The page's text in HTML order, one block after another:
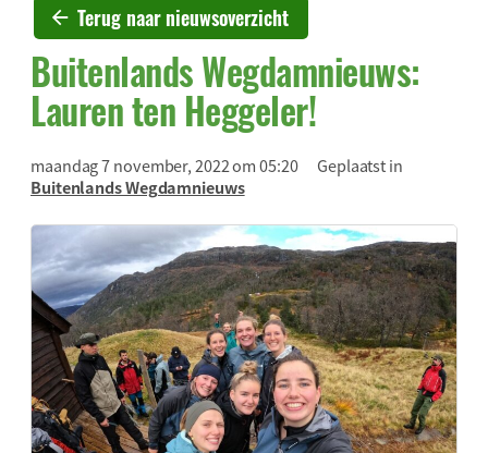
Terug naar nieuwsoverzicht
Buitenlands Wegdamnieuws:
Lauren ten Heggeler!
maandag 7 november, 2022 om 05:20
Geplaatst in
Buitenlands Wegdamnieuws